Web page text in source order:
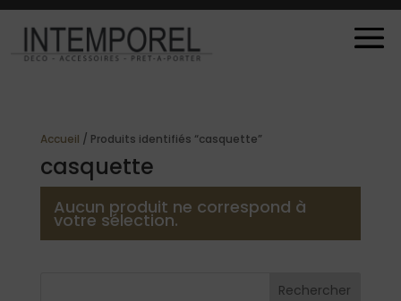
Accueil / Produits identifiés “casquette”
casquette
Aucun produit ne correspond à
votre sélection.
Rechercher